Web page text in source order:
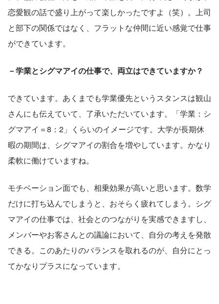
恋愛観の話で盛り上がって楽しかったですよ（笑）。上司
と部下の関係ではなく、フラットな仲間に近い感覚で仕事
ができています。
－学業とシグマアイの仕事で、両立はできていますか？
できています。あくまでも学業優先というスタンスは観山
さんにも伝えていて、了承いただいています。「学業：シ
グマアイ＝8：2」くらいのイメージです。大学が長期休
暇の期間は、シグマアイの割合を増やしています。かなり
柔軟に働けていますね。
モチベーション面でも、相乗効果が高いと思います。数学
だけに打ち込んでしまうと、おそらく疲れてしまう。シグ
マアイの仕事では、社会とのつながりを実感できますし、
メンバーやお客さんとの議論において、自分の考えを発散
できる。このあたりのバランスを取れるのが、自分にとっ
てかなりプラスになっています。